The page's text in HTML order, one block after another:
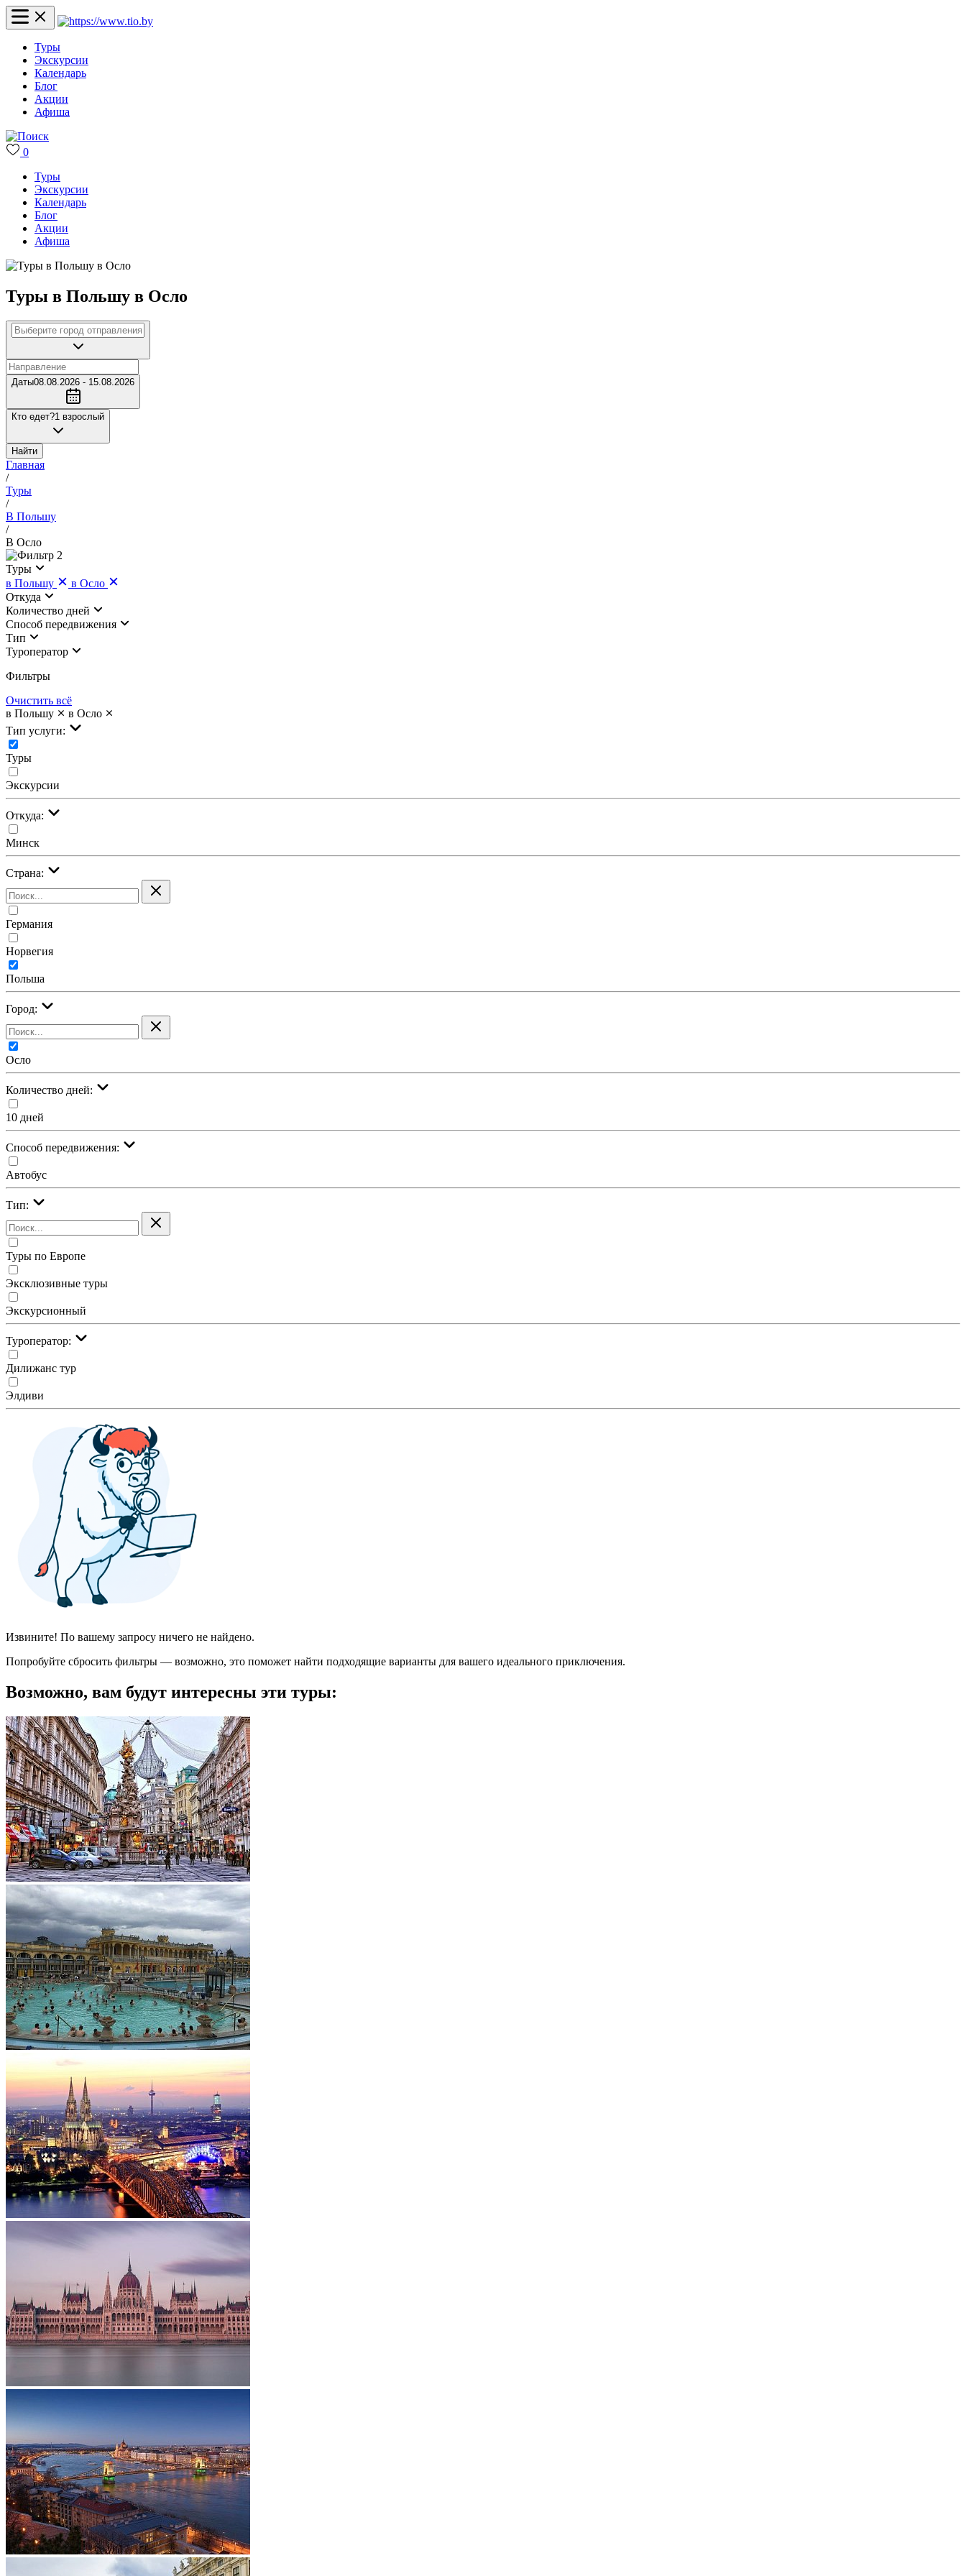
Туры
Экскурсии
Календарь
Блог
Акции
Афиша
0
Туры
Экскурсии
Календарь
Блог
Акции
Афиша
Туры в Польшу в Осло
Даты08.08.2026 - 15.08.2026
Кто едет?1 взрослый
Найти
Главная
/
Туры
/
В Польшу
/
В Осло
2
Туры
в Польшу
в Осло
Откуда
Количество дней
Cпособ передвижения
Тип
Туроператор
Фильтры
Очистить всё
в Польшу
в Осло
Тип услуги:
Туры
Экскурсии
Откуда:
Минск
Страна:
Германия
Норвегия
Польша
Город:
Осло
Количество дней:
10 дней
Cпособ передвижения:
Автобус
Тип:
Туры по Европе
Эксклюзивные туры
Экскурсионный
Туроператор:
Дилижанс тур
Элдиви
Извините! По вашему запросу ничего не найдено.
Попробуйте сбросить фильтры — возможно, это поможет найти подходящие варианты для вашего идеального приключения.
Возможно, вам будут интересны эти туры: